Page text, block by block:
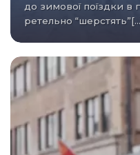
до зимової поїздки в
ретельно